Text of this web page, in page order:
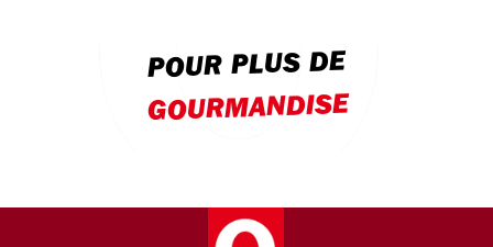
POUR PLUS DE
GOURMANDISE